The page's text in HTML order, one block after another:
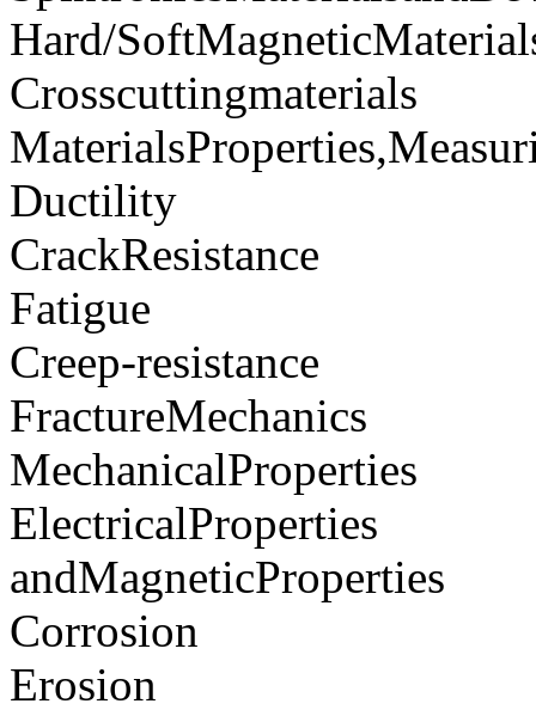
Hard/
Crosscuttingmaterials
Ductility
CrackResistance
Fatigue
Creep-resistance
FractureMechanics
MechanicalProperties
ElectricalProperties
andMagneticProperties
Corrosion
Erosion